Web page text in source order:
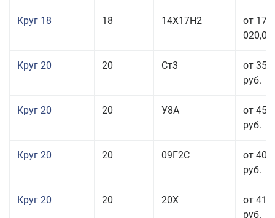
Круг 18 18 14Х17Н2
от 175
020,00
Круг 20 20 Ст3
от 35
руб.
Круг 20 20 У8А
от 45
руб.
Круг 20 20 09Г2С
от 40
руб.
Круг 20 20 20Х
от 41
руб.